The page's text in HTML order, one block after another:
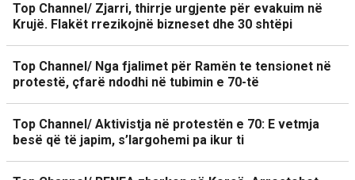
Top Channel/ Zjarri, thirrje urgjente për evakuim në
Krujë. Flakët rrezikojnë bizneset dhe 30 shtëpi
Top Channel/ Nga fjalimet për Ramën te tensionet në
protestë, çfarë ndodhi në tubimin e 70-të
Top Channel/ Aktivistja në protestën e 70: E vetmja
besë që të japim, s’largohemi pa ikur ti